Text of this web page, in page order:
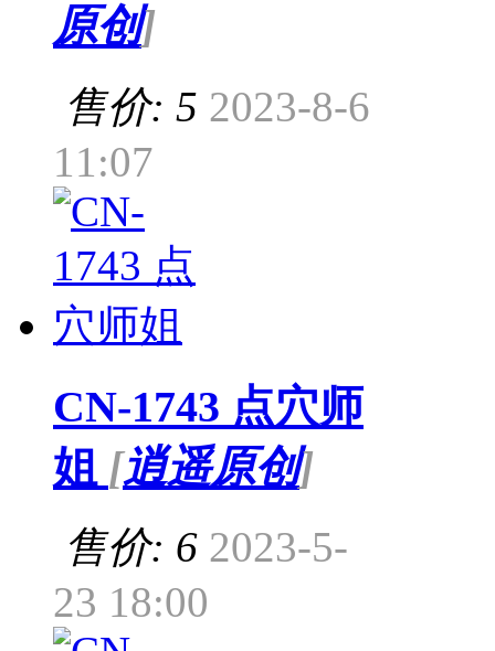
原创]
售价: 5 2023-8-6
11:07
CN-1743 点穴师
姐 [逍遥原创]
售价: 6 2023-5-
23 18:00